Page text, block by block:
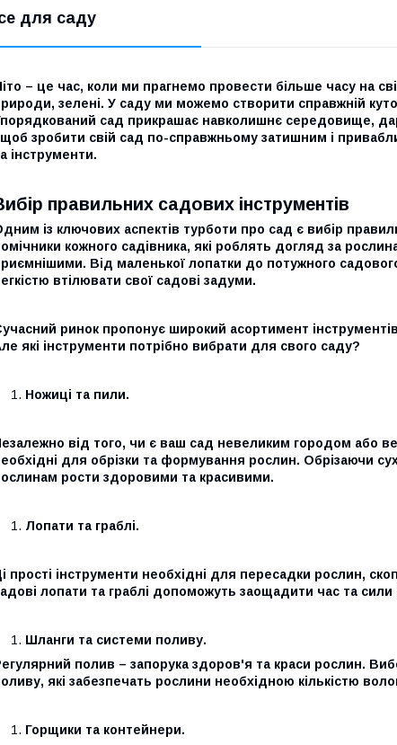
для саду
– це час, коли ми прагнемо провести більше часу на
зелені. У саду ми можемо створити справжній
сад прикрашає навколишнє середовище,
щоб зробити свій сад по-справжньому затишним і
інструменти.
правильних садових інструментів
із ключових аспектів турботи про сад є вибір
кожного садівника, які роблять догляд за
Від маленької лопатки до потужного
втілювати свої садові задуми.
ринок пропонує широкий асортимент
які інструменти потрібно вибрати для свого саду?
Ножиці та пили.
від того, чи є ваш сад невеликим городом або
для обрізки та формування рослин. Обрізаючи
рости здоровими та красивими.
Лопати та граблі.
прості інструменти необхідні для пересадки рослин,
лопати та граблі допоможуть заощадити час та
Шланги та системи поливу.
полив – запорука здоров'я та краси рослин.
які забезпечать рослини необхідною кількістю
Горщики та контейнери.